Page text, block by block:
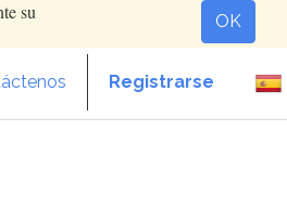
su
OK
Registrarse